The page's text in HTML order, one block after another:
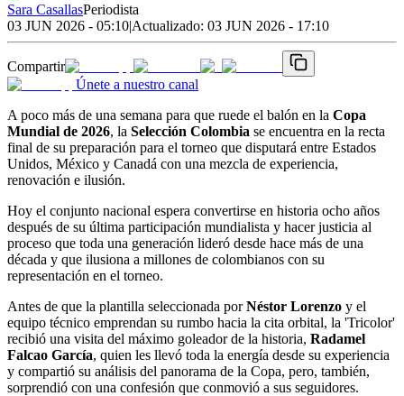
Sara CasallasPeriodista
03 JUN 2026 - 05:10|Actualizado: 03 JUN 2026 - 17:10
Compartir
Únete a nuestro canal
A poco más de una semana para que ruede el balón en la Copa
Mundial de 2026, la Selección Colombia se encuentra en la recta
final de su preparación para el torneo que disputará entre Estados
Unidos, México y Canadá con una mezcla de experiencia,
renovación e ilusión.
Hoy el conjunto nacional espera convertirse en historia ocho años
después de su última participación mundialista y hacer justicia al
proceso que toda una generación lideró desde hace más de una
década y que ilusiona a millones de colombianos con su
representación en el torneo.
Antes de que la plantilla seleccionada porNéstor Lorenzo y el
equipo técnico emprendan su rumbo hacia la cita orbital, la 'Tricolor'
recibió una visita del máximo goleador de la historia, Radamel
Falcao García, quien les llevó toda la energía desde su experiencia
y compartió su análisis del panorama de la Copa, pero, también,
sorprendió con una confesión que conmovió a sus seguidores.